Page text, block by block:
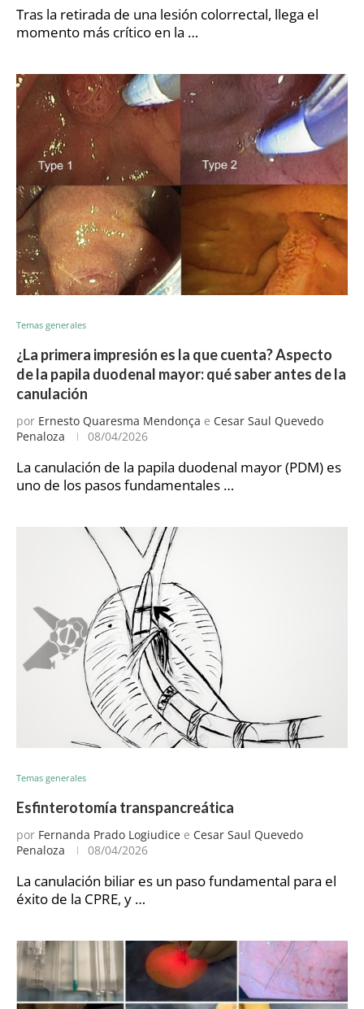
Tras la retirada de una lesión colorrectal, llega el
momento más crítico en la …
Temas generales
¿La primera impresión es la que cuenta? Aspecto
de la papila duodenal mayor: qué saber antes de la
canulación
por Ernesto Quaresma Mendonça e Cesar Saul Quevedo
Penaloza
08/04/2026
La canulación de la papila duodenal mayor (PDM) es
uno de los pasos fundamentales …
Temas generales
Esfinterotomía transpancreática
por Fernanda Prado Logiudice e Cesar Saul Quevedo
Penaloza
08/04/2026
La canulación biliar es un paso fundamental para el
éxito de la CPRE, y …